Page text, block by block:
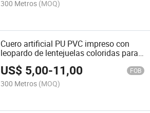
300 Metros (MOQ)
Cuero artificial PU PVC impreso con
leopardo de lentejuelas coloridas para
zapatos
US$ 5,00-11,00 FOB
300 Metros (MOQ)